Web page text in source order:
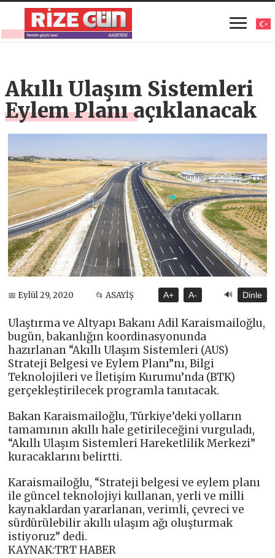
Akıllı Ulaşım Sistemleri
Eylem Planı açıklanacak
📅 Eylül 29, 2020 📂 ASAYİŞ A+ A- 🔊 Dinle
Ulaştırma ve Altyapı Bakanı Adil Karaismailoğlu,
bugün, bakanlığın koordinasyonunda
hazırlanan “Akıllı Ulaşım Sistemleri (AUS)
Strateji Belgesi ve Eylem Planı”nı, Bilgi
Teknolojileri ve İletişim Kurumu’nda (BTK)
gerçekleştirilecek programla tanıtacak.
Bakan Karaismailoğlu, Türkiye’deki yolların
tamamının akıllı hale getirileceğini vurguladı,
“Akıllı Ulaşım Sistemleri Hareketlilik Merkezi”
kuracaklarını belirtti.
Karaismailoğlu, “Strateji belgesi ve eylem planı
ile güncel teknolojiyi kullanan, yerli ve milli
kaynaklardan yararlanan, verimli, çevreci ve
sürdürülebilir akıllı ulaşım ağı oluşturmak
istiyoruz” dedi.
KAYNAK:TRT HABER